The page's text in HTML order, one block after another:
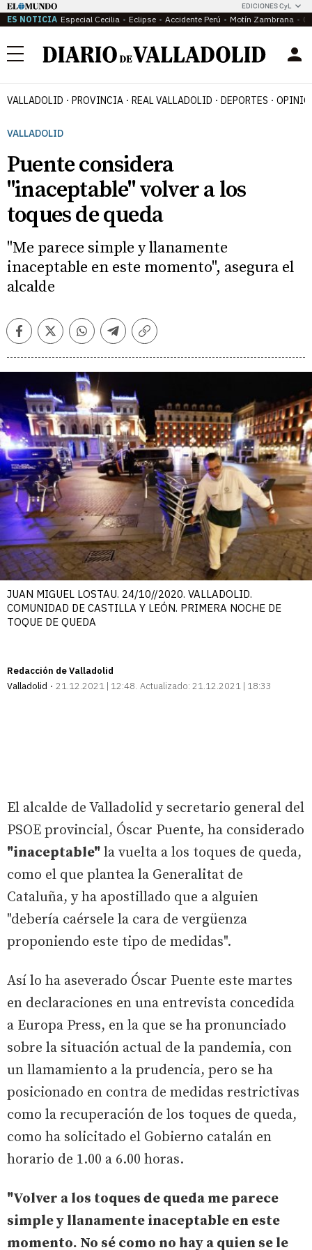
EDICIONES CyL
ES NOTICIA Especial Cecilia Eclipse Accidente Perú Motín Zambrana
Menú
VALLADOLID PROVINCIA REAL VALLADOLID DEPORTES
VALLADOLID
Puente considera
"inaceptable" volver a los
toques de queda
"Me parece simple y llanamente
inaceptable en este momento", asegura el
alcalde
FacebookTwitterWhatsappTelegramCopiar
JUAN MIGUEL LOSTAU. 24/10//2020. VALLADOLID.
COMUNIDAD DE CASTILLA Y LEÓN. PRIMERA NOCHE DE
TOQUE DE QUEDA
Redacción de Valladolid
Valladolid
21.12.2021 | 12:48 Actualizado: 21.12.2021 | 18:33
El alcalde de Valladolid y secretario general del
PSOE provincial, Óscar Puente, ha considerado
"inaceptable" la vuelta a los toques de queda,
como el que plantea la Generalitat de
Cataluña, y ha apostillado que a alguien
"debería caérsele la cara de vergüenza
proponiendo este tipo de medidas".
Así lo ha aseverado Óscar Puente este martes
en declaraciones en una entrevista concedida
a Europa Press, en la que se ha pronunciado
sobre la situación actual de la pandemia, con
un llamamiento a la prudencia, pero se ha
posicionado en contra de medidas restrictivas
como la recuperación de los toques de queda,
como ha solicitado el Gobierno catalán en
horario de 1.00 a 6.00 horas.
"Volver a los toques de queda me parece
simple y llanamente inaceptable en este
momento. No sé como no hay a quien se le